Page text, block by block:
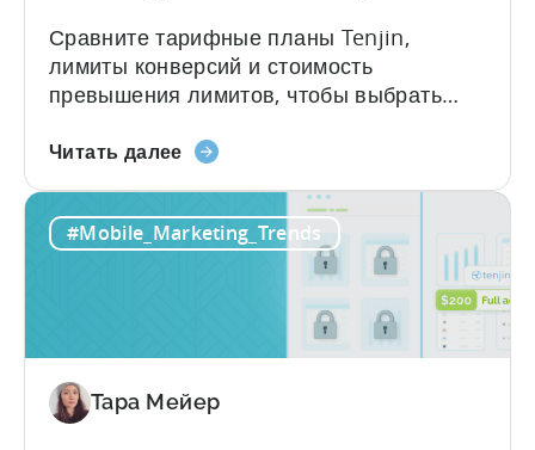
Сравните тарифные планы Tenjin,
лимиты конверсий и стоимость
превышения лимитов, чтобы выбрать
содержание: Что нужно знать о Tenjin
аналитике (MMP), созданный для
игровых студий и команд разработчиков
приложений, которым нужна точная
атрибуция, чистые данные и ценовая
политика, не сдерживающая рост.
Большинство инструментов
маркетинговой аналитики созданы для...
Читать далееО
включено»
варианты,
#Mobile_Marketing_Trends
Тара Мейер